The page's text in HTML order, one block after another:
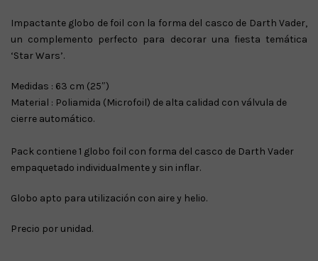
Impactante globo de foil con la forma del casco de Darth Vader,
un complemento perfecto para decorar una fiesta temática
‘Star Wars’.
Medidas : 63 cm (25″)
Material : Poliamida (Microfoil) de alta calidad con válvula de
cierre automático.
Pack contiene 1 globo foil con forma del casco de Darth Vader
empaquetado individualmente y sin inflar.
Globo apto para utilización con aire y helio.
Precio por unidad.